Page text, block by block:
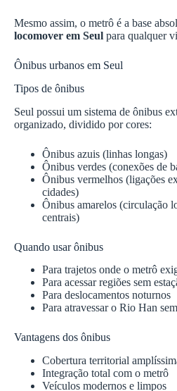
Mesmo assim, o metrô é a base
locomover em Seul para qualquer
Ônibus urbanos em Seul
Tipos de ônibus
Seul possui um sistema de ônibus
organizado, dividido por cores:
Ônibus azuis (linhas longas)
Ônibus verdes (conexões de
Ônibus vermelhos (ligações
cidades)
Ônibus amarelos (circulação
centrais)
Quando usar ônibus
Para trajetos onde o metrô
Para acessar regiões sem
Para deslocamentos noturnos
Para atravessar o Rio Han
Vantagens dos ônibus
Cobertura territorial
Integração total com o metrô
Veículos modernos e limpos